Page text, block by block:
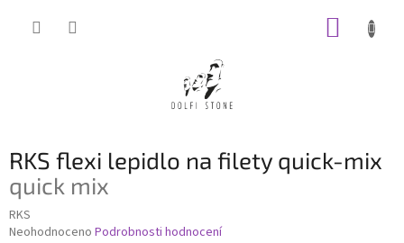
RKS flexi lepidlo na filety quick-mix
quick mix
RKS
Průměrné
Neohodnoceno Podrobnosti hodnocení